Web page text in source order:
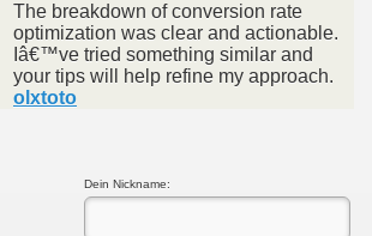
The breakdown of conversion rate
optimization was clear and actionable.
Iâ€™ve tried something similar and
your tips will help refine my approach.
olxtoto
Dein Nickname: